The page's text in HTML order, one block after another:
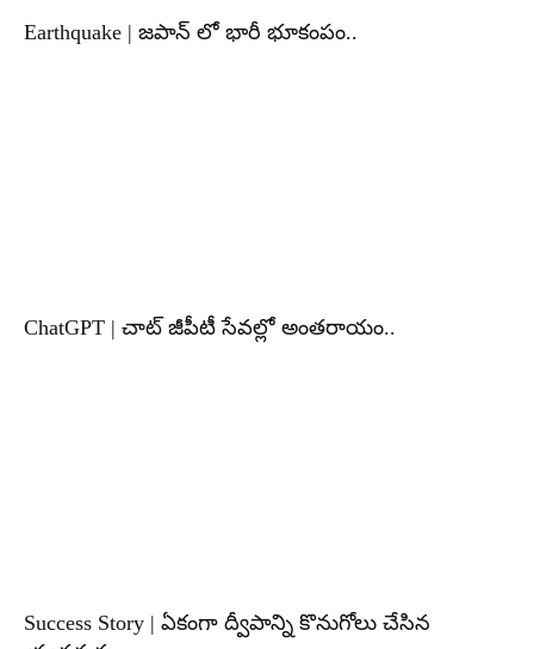
Earthquake | జపాన్ లో భారీ భూకంపం..
ChatGPT | చాట్ జీపీటీ సేవల్లో అంతరాయం..
Success Story | ఏకంగా ద్వీపాన్ని కొనుగోలు చేసిన